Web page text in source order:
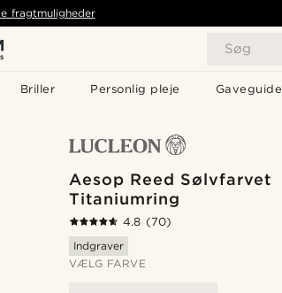
Søg
Briller Personlig pleje Gaveguide
fragtmuligheder
Aesop Reed Sølvfarvet
Titaniumring
4.8 (70)
Indgraver
VÆLG FARVE